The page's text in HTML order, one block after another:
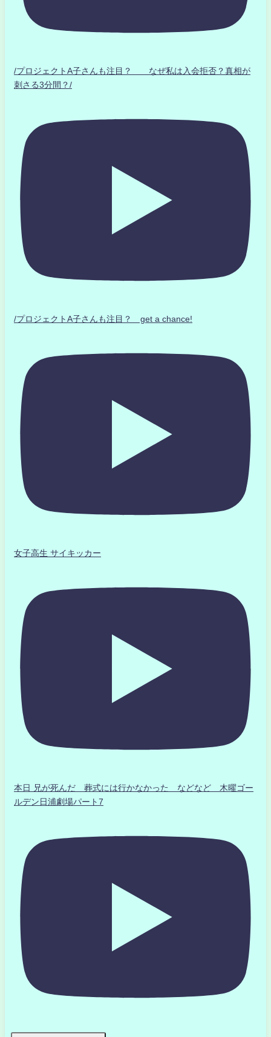
/プロジェクトA子さんも注目？ なぜ私は入会拒否？真相が
刺さる3分間？/
/プロジェクトA子さんも注目？ get a chance!
女子高生 サイキッカー
本日 兄が死んだ 葬式には行かなかった などなど 木曜ゴー
ルデン日浦劇場パート7